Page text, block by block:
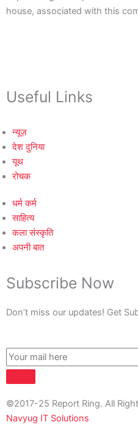
house, associated with this
Useful Links
न्यूज़
देश दुनिया
यूथ
रोचक
धर्म कर्म
साहित्य
कला संस्कृति
अपनी बात
Subscribe Now
Don’t miss our updates! Get
©2017-25 Report Ring. All
Navyug IT Solutions